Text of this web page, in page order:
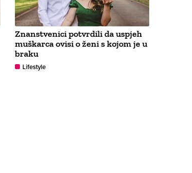
Znanstvenici potvrdili da uspjeh
muškarca ovisi o ženi s kojom je u
braku
Lifestyle